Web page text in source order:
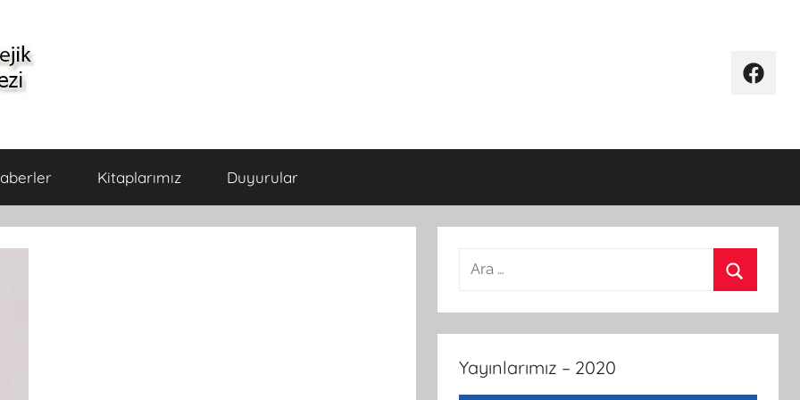
Kitaplarımız Duyurular
Arama:
Yayınlarımız – 2020